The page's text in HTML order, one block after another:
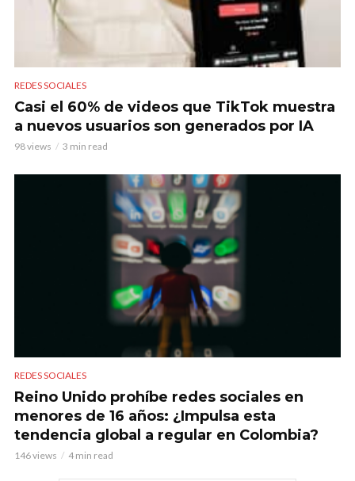
REDES SOCIALES
Casi el 60% de videos que TikTok muestra
a nuevos usuarios son generados por IA
98 views 3 min read
REDES SOCIALES
Reino Unido prohíbe redes sociales en
menores de 16 años: ¿Impulsa esta
tendencia global a regular en Colombia?
146 views 4 min read